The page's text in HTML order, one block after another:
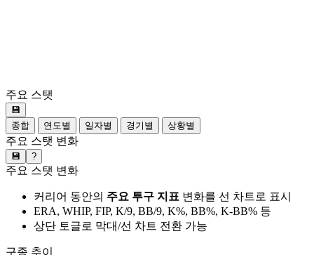
주요 스탯
💾
종합
연도별 일자별 경기별 상황별
주요 스탯 변화
💾 ?
주요 스탯 변화
커리어 동안의 주요 투구 지표 변화를 선 차트로 표시
ERA, WHIP, FIP, K/9, BB/9, K%, BB%, K-BB% 등
상단 토글로 막대/선 차트 전환 가능
구종 추이